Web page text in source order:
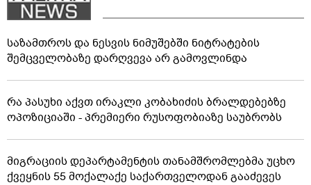
საზამთროს და ნესვის ნიმუშებში ნიტრატების
შემცველობაზე დარღვევა არ გამოვლინდა
რა პასუხი აქვთ ირაკლი კობახიძის ბრალდებებზე
ოპოზიციაში - პრემიერი რუსოფობიაზე საუბრობს
მიგრაციის დეპარტამენტის თანამშრომლებმა უცხო
ქვეყნის 55 მოქალაქე საქართველოდან გააძევეს